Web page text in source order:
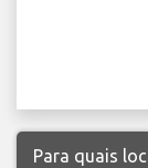
Para quais